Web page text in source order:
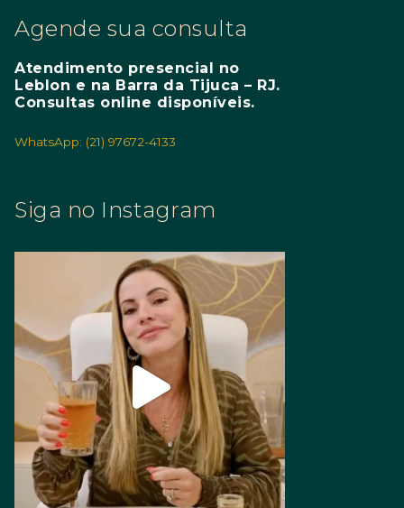
Agende sua consulta
Atendimento presencial no
Leblon e na Barra da Tijuca – RJ.
Consultas online disponíveis.
WhatsApp: (21) 97672-4133
Siga no Instagram